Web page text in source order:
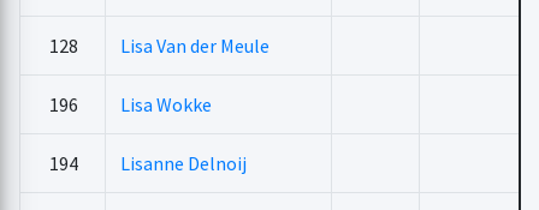
128 Lisa Van der Meule
196 Lisa Wokke
194 Lisanne Delnoij